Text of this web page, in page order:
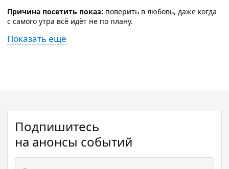
Причина посетить показ: поверить в любовь, даже когда
с самого утра всё идёт не по плану.
Показать ещё
Подпишитесь
на анонсы событий